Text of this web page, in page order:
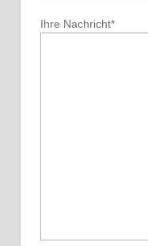
Ihre Nachricht*